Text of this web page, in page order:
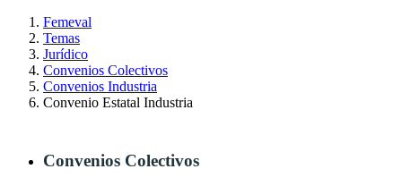
Femeval
Temas
Jurídico
Convenios Colectivos
Convenios Industria
Convenio Estatal Industria
Convenios Colectivos